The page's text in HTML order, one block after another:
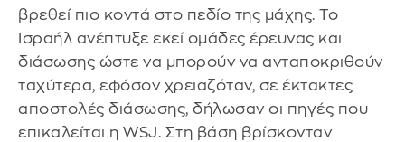
βρεθεί πιο κοντά στο πεδίο της μάχης. Το
Ισραήλ ανέπτυξε εκεί ομάδες έρευνας και
διάσωσης ώστε να μπορούν να ανταποκριθούν
ταχύτερα, εφόσον χρειαζόταν, σε έκτακτες
αποστολές διάσωσης, δήλωσαν οι πηγές που
επικαλείται η WSJ. Στη βάση βρίσκονταν